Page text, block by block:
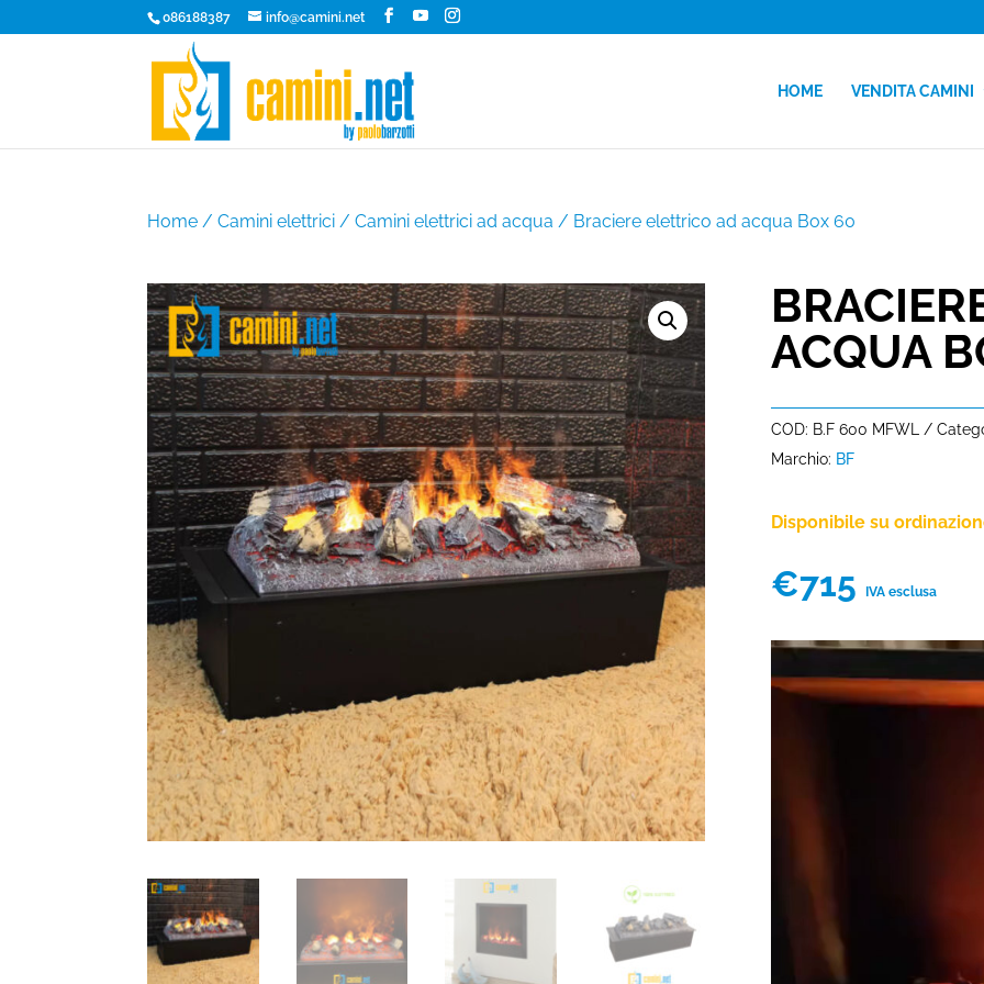
086188387 info@camini.net
HOME VENDITA CAMINI
Home /Camini elettrici /Camini elettrici ad acqua / Braciere elettrico ad acqua Box 60
ACQUA
COD: B.F 600 MFWL
Marchio: BF
Disponibile su
€715 IVA esclusa
Video
Player